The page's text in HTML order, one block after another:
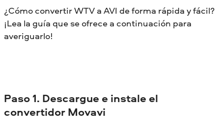
¿Cómo convertir WTV a AVI de forma rápida y fácil?
¡Lea la guía que se ofrece a continuación para
averiguarlo!
Paso 1. Descargue e instale el
convertidor Movavi